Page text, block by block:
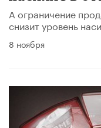
А ограничение
снизит уровень
8 ноября